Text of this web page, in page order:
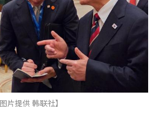
图片提供 韩联社】